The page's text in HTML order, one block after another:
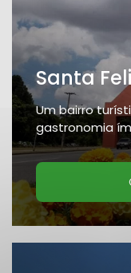
Santa
Um bairro
gastronomia